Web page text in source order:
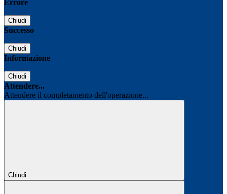
Errore
Chiudi
Successo
Chiudi
Informazione
Chiudi
Attendere...
Attendere il completamento dell'operazione...
Chiudi